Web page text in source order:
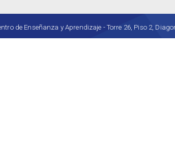
de Enseñanza y Aprendizaje - Torre 26, Piso 2,